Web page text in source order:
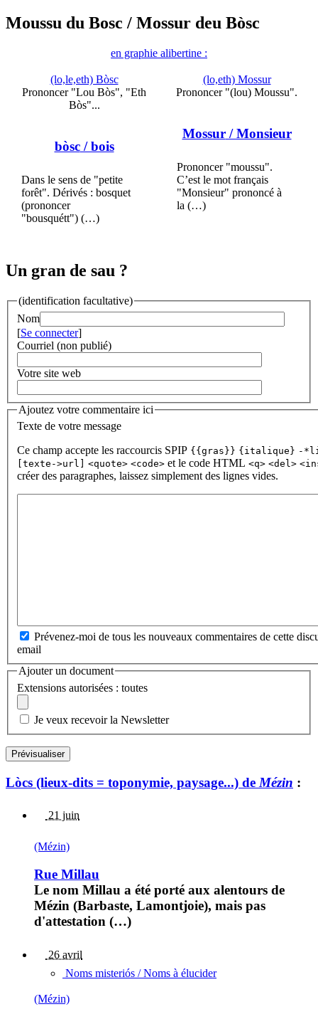
Moussu du Bosc / Mossur deu Bòsc
en graphie alibertine :
(lo,le,eth) Bòsc
Prononcer "Lou Bòs", "Eth
Bòs"...
bòsc/ bois
Dans le sens de "petite
forêt". Dérivés : bosquet
(prononcer
"bousquétt") (…)
(lo,eth) Mossur
Prononcer "(lou) Moussu".
Mossur/ Monsieur
Prononcer "moussu".
C’est le mot français
"Monsieur" prononcé à
la (…)
Un gran de sau ?
(identification facultative)
Nom
[Se connecter]
Courriel (non publié)
Votre site web
Ajoutez votre commentaire ici
Texte de votre message
Ce champ accepte les raccourcis SPIP {{gras}} {italique} -
[texte->url]
<quote> <code> et le code HTML <q> <del>
créer des paragraphes, laissez simplement des lignes vides.
Prévenez-moi de tous les nouveaux commentaires de cette
email
Ajouter un document
Extensions autorisées : toutes
Je veux recevoir la Newsletter
Lòcs (lieux-dits = toponymie, paysage...) de Mézin :
21 juin
(Mézin)
Rue Millau
Le nom Millau a été porté aux alentours de
Mézin (Barbaste, Lamontjoie), mais pas
d'attestation (…)
26 avril
Noms misteriós / Noms à élucider
(Mézin)